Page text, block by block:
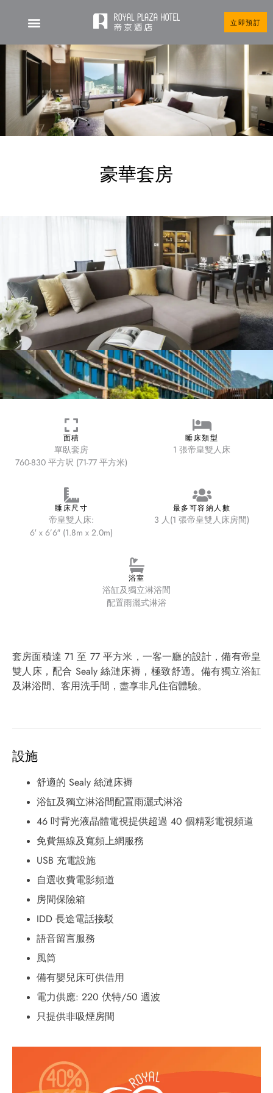
立即預訂
豪華套房
面積
單臥套房
760-830 平方呎 (71-77 平方米)
睡床類型
1 張帝皇雙人床
睡床尺寸
帝皇雙人床:
6′ x 6’6″ (1.8m x 2.0m)
最多可容納人數
3 人(1 張帝皇雙人床房間)
浴室
浴缸及獨立淋浴間
配置雨灑式淋浴
套房面積達 71 至 77 平方米，一客一廳的設計，備有帝皇
雙人床，配合 Sealy 絲漣床褥，極致舒適。備有獨立浴缸
及淋浴間、客用洗手間，盡享非凡住宿體驗。
設施
舒適的 Sealy 絲漣床褥
浴缸及獨立淋浴間配置雨灑式淋浴
46 吋背光液晶體電視提供超過 40 個精彩電視頻道
免費無線及寬頻上網服務
USB 充電設施
自選收費電影頻道
房間保險箱
IDD 長途電話接駁
語音留言服務
風筒
備有嬰兒床可供借用
電力供應: 220 伏特/50 週波
只提供非吸煙房間